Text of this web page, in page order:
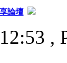
論壇
,